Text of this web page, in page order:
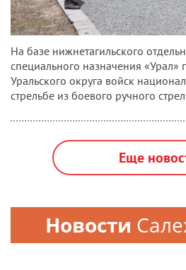
На базе нижнетагильского
специального назначения
Уральского округа войск
стрельбе из боевого ручного
Еще
Новости